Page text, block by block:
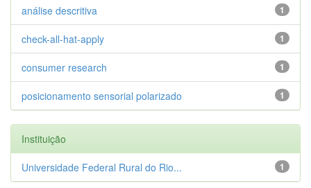
1
análise descritiva
1
check-all-hat-apply
1
consumer research
1
posicionamento sensorial polarizado
Instituição
1
Universidade Federal Rural do Rio...